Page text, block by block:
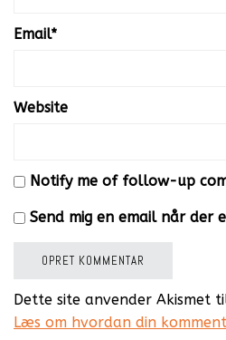
Email*
Website
Notify me of follow-up
Send mig en email når der
Dette site anvender Akismet
Læs om hvordan din